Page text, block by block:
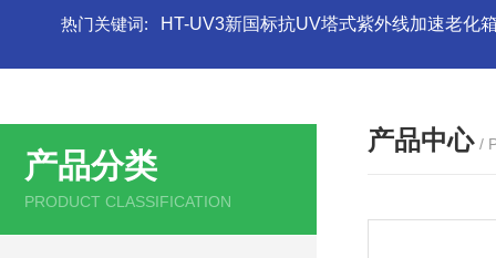
热门关键词: HT-UV3新国标抗UV塔式紫外线加速老化
产品分类
PRODUCT CLASSIFICATION
产品中心 /